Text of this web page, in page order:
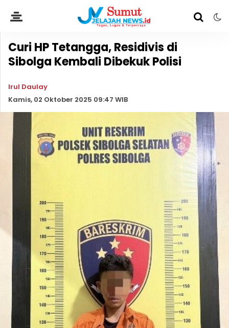
Curi HP Tetangga, Residivis di
Sibolga Kembali Dibekuk Polisi
Irul Daulay
Kamis, 02 Oktober 2025 09:47 WIB